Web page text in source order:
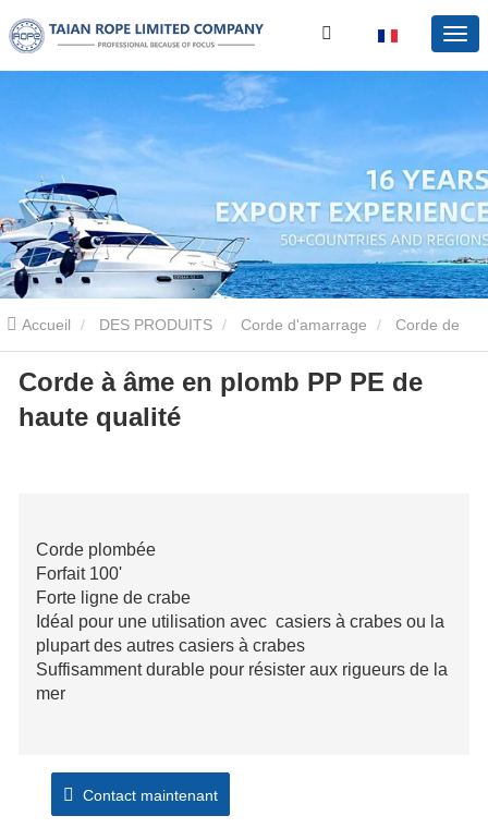
Accueil DES PRODUITS Corde d'amarrage Corde de
plomb Corde à âme en plomb PP PE de haute qualité
Corde à âme en plomb PP PE de
haute qualité
Corde plombée
Forfait 100'
Forte ligne de crabe
Idéal pour une utilisation avec casiers à crabes ou la
plupart des autres casiers à crabes
Suffisamment durable pour résister aux rigueurs de la
mer
Contact maintenant